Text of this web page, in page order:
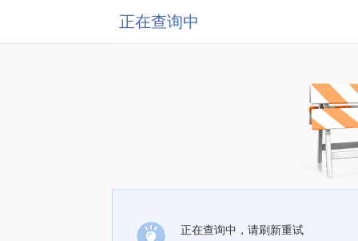
正在查询中
正在查询中，请刷新重试